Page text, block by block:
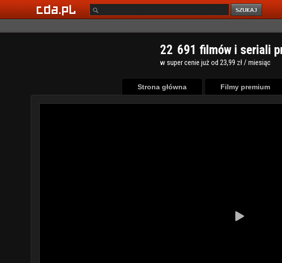
22 691 filmów i seriali
w super cenie już od 23,99 zł / miesiąc
Strona główna Filmy premium